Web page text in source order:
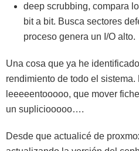
deep scrubbing, compara
bit a bit. Busca sectores
proceso genera un I/O alto.
Una cosa que ya he
rendimiento de todo el sistema.
leeeeentooooo, que mover
un supliciooooo….
Desde que actualicé de